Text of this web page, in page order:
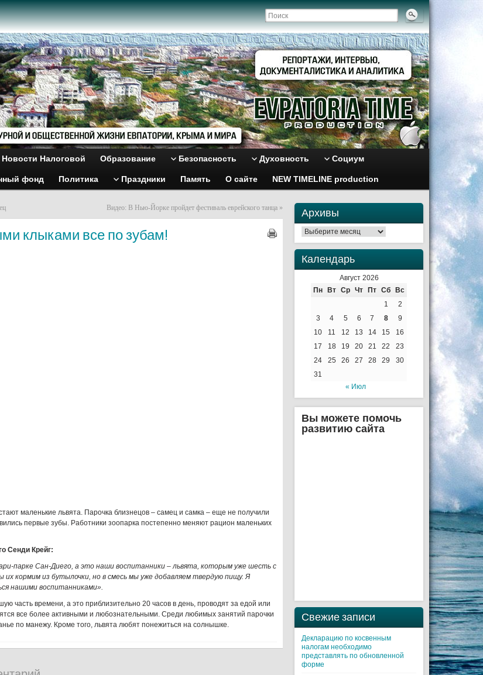
Новости Налоговой Образование Безопасность Духовность Социум
фонд Политика Праздники Память О сайте NEW TIMELINE production
Видео: В Нью-Йорке пройдет фестиваль еврейского танца »
клыками все по зубам!
маленькие львята. Парочка близнецов – самец и самка – еще не получили
первые зубы. Работники зоопарка постепенно меняют рацион маленьких
Сенди Крейг:
парке Сан-Диего, а это наши воспитанники – львята, которым уже шесть с
их кормим из бутылочки, но в смесь мы уже добавляем твердую пищу. Я
нашими воспитанниками».
часть времени, а это приблизительно 20 часов в день, проводят за едой или
все более активными и любознательными. Среди любимых занятий парочки
по манежу. Кроме того, львята любят понежиться на солнышке.
Архивы
Архивы
Календарь
Август 2026
Пн
Вт Ср Чт Пт Сб
Вс
1
2
3
4 5 6 7 8
9
10
11 12 13 14 15
16
17
18 19 20 21 22
23
24
25 26 27 28 29
30
31
« Июл
Вы можете помочь
развитию сайта
Свежие записи
Декларацию по косвенным
налогам необходимо
представлять по обновленной
форме